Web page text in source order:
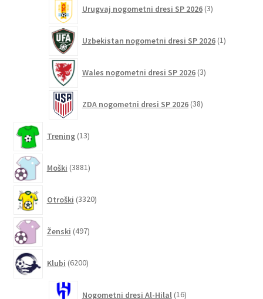
Urugvaj nogometni dresi SP 2026 3izdelki
Uzbekistan nogometni dresi SP 2026 1izdelek
Wales nogometni dresi SP 2026 3izdelki
ZDA nogometni dresi SP 2026 38izdelkov
Trening 13izdelkov
Moški 3881izdelkov
Otroški 3320izdelkov
Ženski 497izdelkov
Klubi 6200izdelkov
Nogometni dresi Al-Hilal 16